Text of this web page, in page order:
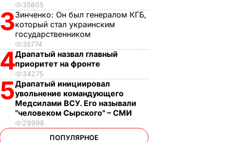
35805
3Зинченко: Он был генералом КГБ,
который стал украинским
государственником
35774
4Драпатый назвал главный
приоритет на фронте
34275
5Драпатый инициировал
увольнение командующего
Медсилами ВСУ. Его называли
"человеком Сырского" – СМИ
29998
ПОПУЛЯРНОЕ